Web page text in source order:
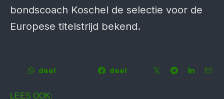
bondscoach Koschel de selectie voor de
Europese titelstrijd bekend.
deel deel
LEES OOK: